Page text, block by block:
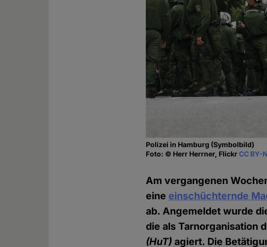
Polizei in Hamburg (Symbolbild)
Foto: © Herr Herrner, FlickrCC BY-
Am vergangenen
eine einschüchternde
ab. Angemeldet wurde
die als Tarnorganisation
(HuT) agiert. Die